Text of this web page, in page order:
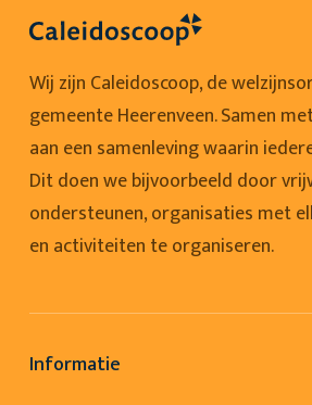
Wij zijn Caleidoscoop, de
gemeente Heerenveen. Samen
aan een samenleving waarin
Dit doen we bijvoorbeeld door
ondersteunen, organisaties met
en activiteiten te organiseren.
Informatie